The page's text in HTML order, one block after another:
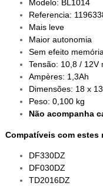
Modelo: BL1014
Referencia:
Mais leve
Maior autonomia
Sem efeito memória
Tensão: 10,8 / 12V
Ampères: 1,3Ah
Dimensões: 18 x
Peso: 0,100 kg
Não acompanha
Compatíveis com estes
DF330DZ
DF030DZ
TD2016DZ